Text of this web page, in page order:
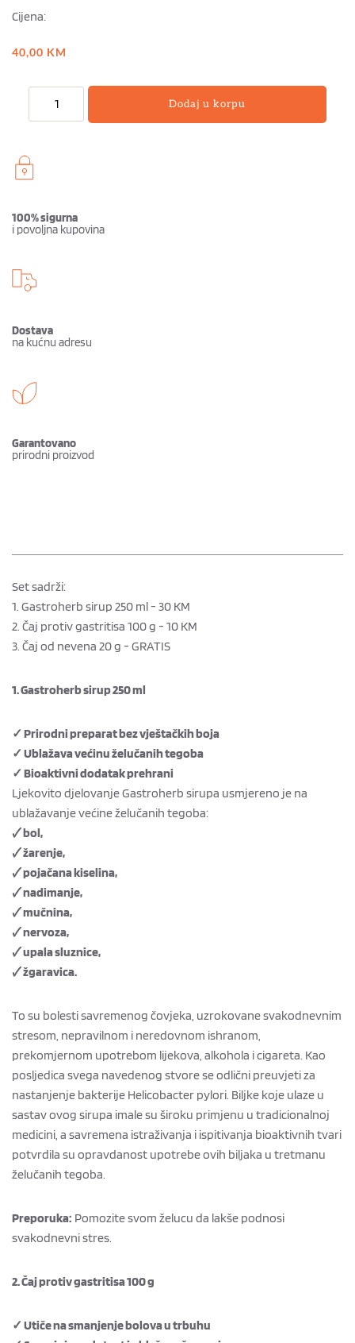
Cijena:
40,00 KM
Dodaj u korpu
100% sigurna
i povoljna kupovina
Dostava
na kućnu adresu
Garantovano
prirodni proizvod
Set sadrži:
1. Gastroherb sirup 250 ml - 30 KM
2. Čaj protiv gastritisa 100 g - 10 KM
3. Čaj od nevena 20 g - GRATIS
1. Gastroherb sirup 250 ml
✓ Prirodni preparat bez vještačkih boja
✓ Ublažava većinu želučanih tegoba
✓ Bioaktivni dodatak prehrani
Ljekovito djelovanje Gastroherb sirupa usmjereno je na
ublažavanje većine želučanih tegoba:
🗸 bol,
🗸 žarenje,
🗸 pojačana kiselina,
🗸 nadimanje,
🗸 mučnina,
🗸 nervoza,
🗸 upala sluznice,
🗸 žgaravica.
To su bolesti savremenog čovjeka, uzrokovane svakodnevnim
stresom, nepravilnom i neredovnom ishranom,
prekomjernom upotrebom lijekova, alkohola i cigareta. Kao
posljedica svega navedenog stvore se odlični preuvjeti za
nastanjenje bakterije Helicobacter pylori. Biljke koje ulaze u
sastav ovog sirupa imale su široku primjenu u tradicionalnoj
medicini, a savremena istraživanja i ispitivanja bioaktivnih tvari
potvrdila su opravdanost upotrebe ovih biljaka u tretmanu
želučanih tegoba.
Preporuka: Pomozite svom želucu da lakše podnosi
svakodnevni stres.
2. Čaj protiv gastritisa 100 g
✓ Utiče na smanjenje bolova u trbuhu